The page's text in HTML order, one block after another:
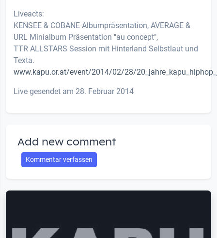
Liveacts:
KENSEE & COBANE Albumpräsentation, AVERAGE &
URL Minialbum Präsentation "au concept",
TTR ALLSTARS Session mit Hinterland Selbstlaut und
Texta.
www.kapu.or.at/event/2014/02/28/
Live gesendet am 28. Februar 2014
Add new comment
Kommentar verfassen